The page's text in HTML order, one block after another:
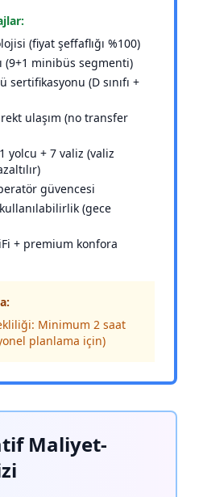
(fiyat şeffaflığı %100)
(9+1 minibüs segmenti)
(D sınıfı +
ulaşım (no transfer
yolcu + 7 valiz (valiz
güvencesi
(gece
+ premium konfora
Minimum 2 saat
planlama için)
Maliyet-